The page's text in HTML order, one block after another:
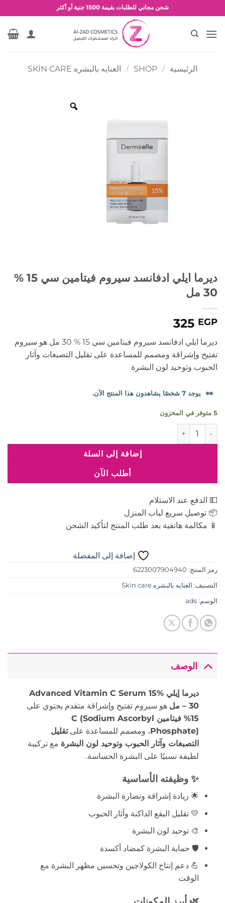
للمحتوى
شحن مجاني للطلبات بقيمة 1500 جنية أو أكثر
عروض وخصومات حصرية
الرئيسية /
SHOP
/ العنايه بالبشره SKIN CARE
ديرما ايلي ادفانسد سيروم فيتامين سي 15 %
30 مل
325 EGP
ديرما ايلي ادفانسد سيروم فيتامين سي 15 % 30 مل هو سيروم
تفتيح وإشراقة ومصمم للمساعدة على تقليل التصبغات وآثار
الحبوب وتوحيد لون البشرة
👀 يوجد 7 شخصًا يشاهدون هذا المنتج الآن.
5 متوفر في المخزون
كمية ديرما ايلي ادفانسد سيروم فيتامين سي 15 % 30 مل
إضافة إلى السلة
أطلب الآن
💵 الدفع عند الاستلام
📦 توصيل سريع لباب المنزل
📱 مكالمة هاتفية بعد طلب المنتج لتأكيد الشحن
إضافة إلى المفضلة
رمز المنتج: 6223007904940
التصنيف: العنايه بالبشره Skin care
الوسم: ads
الوصف
ديرما إيلي Advanced Vitamin C Serum 15%
– 30 مل
هو سيروم تفتيح وإشراقة متقدم يحتوي على
15% فيتامين C (Sodium Ascorbyl
Phosphate)، ومصمم للمساعدة علىتقليل
التصبغات وآثار الحبوب وتوحيد لون البشرة مع تركيبة
لطيفة نسبيًا على البشرة الحساسة.
✨ وظيفته الأساسية
🌟 زيادة إشراقة ونضارة البشرة
💛 تقليل البقع الداكنة وآثار الحبوب
🎨 توحيد لون البشرة
🛡️ حماية البشرة كمضاد أكسدة
💪 دعم إنتاج الكولاجين وتحسين مظهر البشرة مع
الوقت